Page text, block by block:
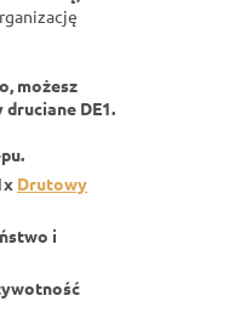
możesz
DE1.
Drutowy
i